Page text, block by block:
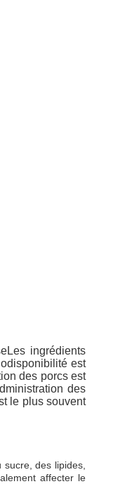
ingrédients
est
des porcs est
des
le plus souvent
des lipides,
affecter le